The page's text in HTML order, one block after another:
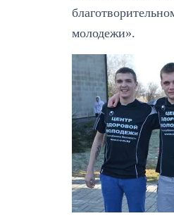
молодежи».